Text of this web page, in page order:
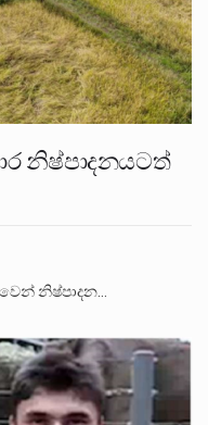
නිෂ්පාදනයටත්
නිෂ්පාදන…